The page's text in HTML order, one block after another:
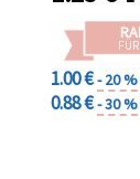
1.00 €- 20 %
0.88 €- 30 %